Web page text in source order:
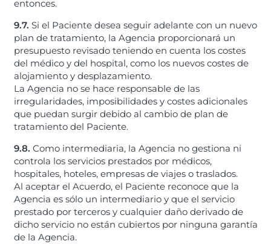
entonces.
9.7. Si el Paciente desea seguir adelante con un nuevo
plan de tratamiento, la Agencia proporcionará un
presupuesto revisado teniendo en cuenta los costes
del médico y del hospital, como los nuevos costes de
alojamiento y desplazamiento.
La Agencia no se hace responsable de las
irregularidades, imposibilidades y costes adicionales
que puedan surgir debido al cambio de plan de
tratamiento del Paciente.
9.8. Como intermediaria, la Agencia no gestiona ni
controla los servicios prestados por médicos,
hospitales, hoteles, empresas de viajes o traslados.
Al aceptar el Acuerdo, el Paciente reconoce que la
Agencia es sólo un intermediario y que el servicio
prestado por terceros y cualquier daño derivado de
dicho servicio no están cubiertos por ninguna garantía
de la Agencia.